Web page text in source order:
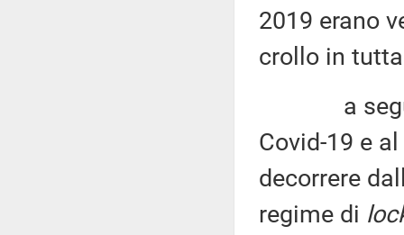
2019 erano
crollo in
a seguito
Covid-19 e
decorrere
regime di